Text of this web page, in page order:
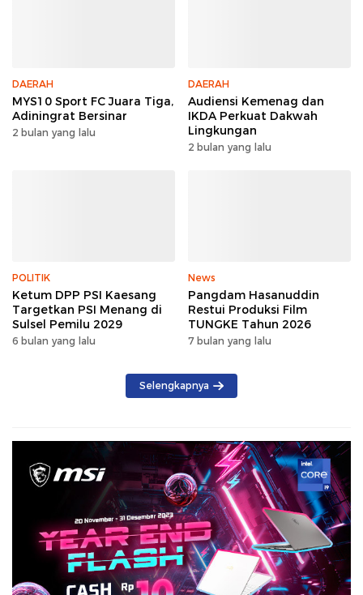
DAERAH
MYS10 Sport FC Juara Tiga,
Adiningrat Bersinar
2 bulan yang lalu
DAERAH
Audiensi Kemenag dan
IKDA Perkuat Dakwah
Lingkungan
2 bulan yang lalu
POLITIK
Ketum DPP PSI Kaesang
Targetkan PSI Menang di
Sulsel Pemilu 2029
6 bulan yang lalu
News
Pangdam Hasanuddin
Restui Produksi Film
TUNGKE Tahun 2026
7 bulan yang lalu
Selengkapnya